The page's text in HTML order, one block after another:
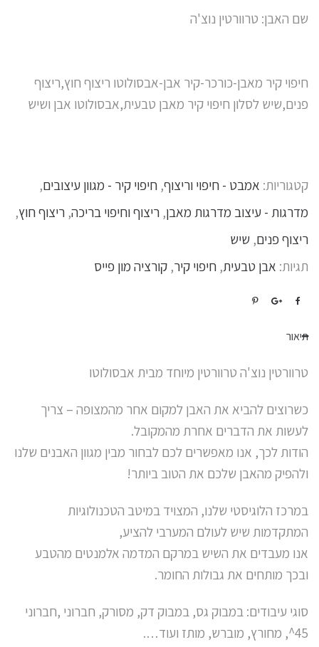
שם האבן: טרוורטין נוצ'ה
חיפוי קיר מאבן-כורכר-קיר אבן-אבסולוטו ריצוף חוץ,ריצוף
פנים,שיש לסלון חיפוי קיר מאבן טבעית,אבסולוטו אבן ושיש
קטגוריות: אמבט - חיפוי וריצוף, חיפוי קיר - מגוון עיצובים,
מדרגות - עיצוב מדרגות מאבן, ריצוף וחיפוי בריכה, ריצוף חוץ,
ריצוף פנים, שיש
תגיות: אבן טבעית, חיפוי קיר, קורציה מון פייס
תיאור
טרוורטין נוצ'ה טרוורטין מיוחד מבית אבסולוטו
כשרוצים להביא את האבן למקום אחר מהמצופה – צריך
לעשות את הדברים אחרת מהמקובל.
הודות לכך, אנו מאפשרים לכם לבחור מבין מגוון האבנים שלנו
ולהפיק מהאבן שלכם את הטוב ביותר!
במרכז הלוגיסטי שלנו, המצויד במיטב הטכנולוגיות
המתקדמות שיש לעולם המערבי להציע,
אנו מעבדים את השיש במרקם המדמה אלמנטים מהטבע
ובכך מותחים את גבולות החומר.
סוגי עיבודים: במבוק גס, במבוק דק, מסורק, חברוני ,חברוני
45^, מחורץ, מוברש, מותז ועוד….